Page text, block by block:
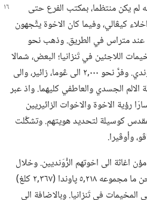
لم يكن منتظما،‏ بمكتب الفرع حتى
كيڠالي،‏ وفيما كان الاخوة يتَّجهون
عند متراس في الطريق.‏ وذهب نحو
اللاجئين في تَنزانيا؛‏ البعض،‏ شمالا
الى أوغندا؛‏ آخرون،‏ جنوبا الى بوروندي.‏ وفرَّ نحو ٠٠٠‏,٢ الى ڠوما،‏ زائير،‏ والى
الجسدي والعاطفي كليهما.‏ واذ عبر
رؤية الاخوة والاخوات الزائيريين
كوسيلة لتحديد هويتهم.‏ وتشكَّلت
وأوڤيرا.‏
اغاثة الى اخوتهم الرُّوَنديين.‏ وخلال
الفترة من ٢٣ ايار الى ٢٧ تموز،‏ شُحن ما مجموعه ٢١٨‏,٥ پاوندا (‏٣٦٧‏,٢ كلغ)‏
في تَنزانيا.‏ وبالاضافة الى